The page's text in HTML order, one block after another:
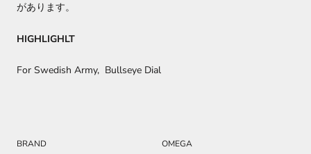
があります。
HIGHLIGHLT
For Swedish Army, Bullseye Dial
BRAND OMEGA